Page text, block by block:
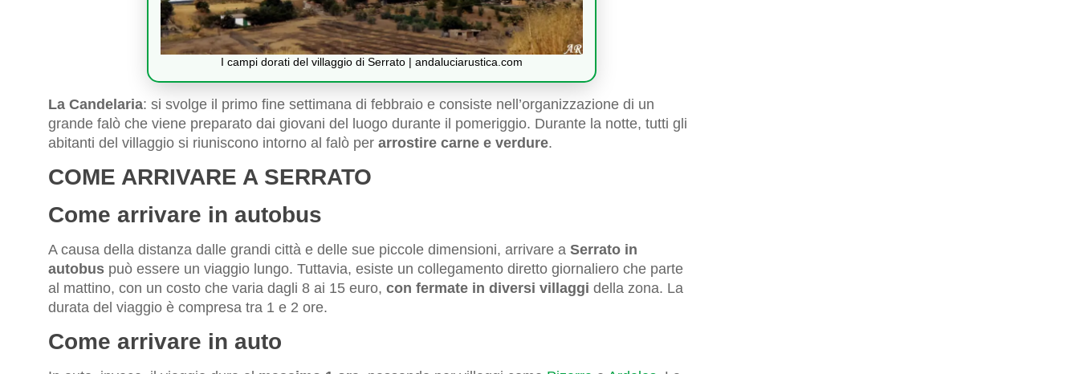
I campi dorati del villaggio di Serrato | andaluciarustica.com
La Candelaria: si svolge il primo fine settimana di febbraio e consiste nell’organizzazione di un
grande falò che viene preparato dai giovani del luogo durante il pomeriggio. Durante la notte, tutti gli
abitanti del villaggio si riuniscono intorno al falò per arrostire carne e verdure.
COME ARRIVARE A SERRATO
Come arrivare in autobus
A causa della distanza dalle grandi città e delle sue piccole dimensioni, arrivare a Serrato in
autobus può essere un viaggio lungo. Tuttavia, esiste un collegamento diretto giornaliero che parte
al mattino, con un costo che varia dagli 8 ai 15 euro, con fermate in diversi villaggi della zona. La
durata del viaggio è compresa tra 1 e 2 ore.
Come arrivare in auto